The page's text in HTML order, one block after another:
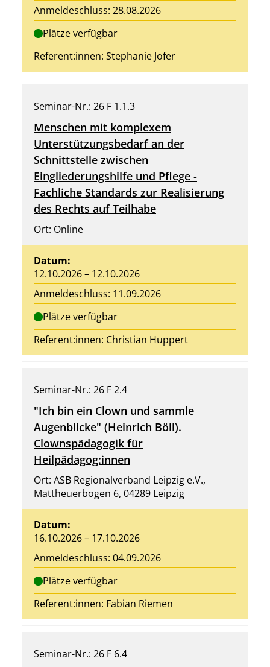
Anmeldeschluss: 28.08.2026
Plätze verfügbar
Referent:innen: Stephanie Jofer
Seminar-Nr.: 26 F 1.1.3
Menschen mit komplexem
Unterstützungsbedarf an der
Schnittstelle zwischen
Eingliederungshilfe und Pflege -
Fachliche Standards zur Realisierung
des Rechts auf Teilhabe
Ort: Online
Datum:
12.10.2026 – 12.10.2026
Anmeldeschluss: 11.09.2026
Plätze verfügbar
Referent:innen: Christian Huppert
Seminar-Nr.: 26 F 2.4
"Ich bin ein Clown und sammle
Augenblicke" (Heinrich Böll).
Clownspädagogik für
Heilpädagog:innen
Ort: ASB Regionalverband Leipzig e.V.,
Mattheuerbogen 6, 04289 Leipzig
Datum:
16.10.2026 – 17.10.2026
Anmeldeschluss: 04.09.2026
Plätze verfügbar
Referent:innen: Fabian Riemen
Seminar-Nr.: 26 F 6.4